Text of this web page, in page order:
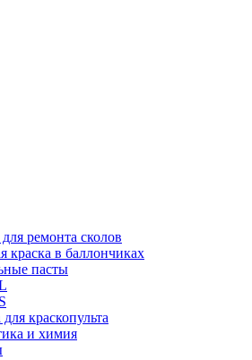
ремонта сколов
краска в баллончиках
пасты
краскопульта
и химия